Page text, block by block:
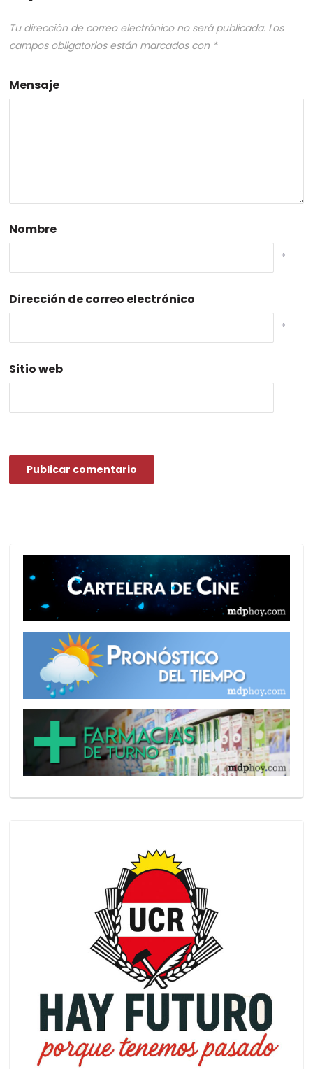
Tu dirección de correo electrónico no será publicada. Los
campos obligatorios están marcados con *
Mensaje
Nombre
*
Dirección de correo electrónico
*
Sitio web